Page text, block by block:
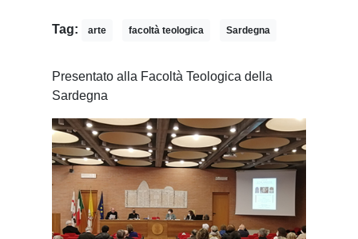
Tag: arte facoltà teologica Sardegna
Presentato alla Facoltà Teologica della
Sardegna